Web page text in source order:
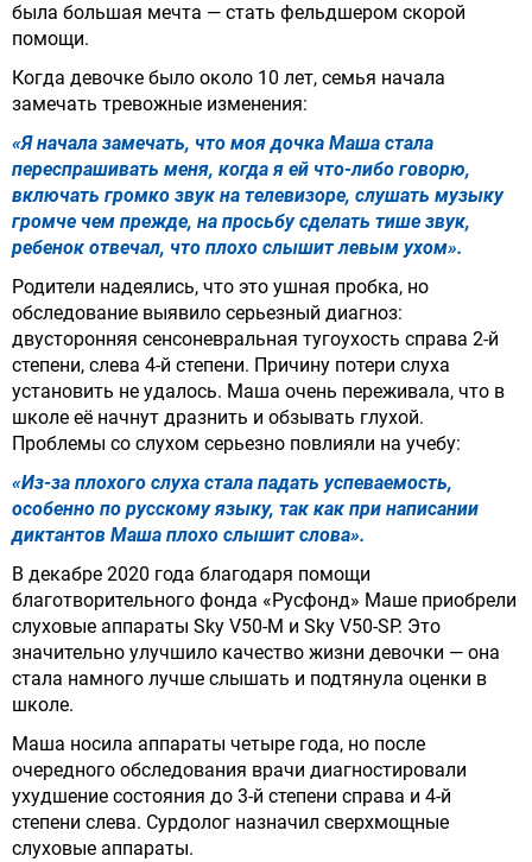
была большая мечта — стать фельдшером скорой
помощи.
Когда девочке было около 10 лет, семья начала
замечать тревожные изменения:
«Я начала замечать, что моя дочка Маша стала
переспрашивать меня, когда я ей что-либо говорю,
включать громко звук на телевизоре, слушать музыку
громче чем прежде, на просьбу сделать тише звук,
ребенок отвечал, что плохо слышит левым ухом».
Родители надеялись, что это ушная пробка, но
обследование выявило серьезный диагноз:
двусторонняя сенсоневральная тугоухость справа 2-й
степени, слева 4-й степени. Причину потери слуха
установить не удалось. Маша очень переживала, что в
школе её начнут дразнить и обзывать глухой.
Проблемы со слухом серьезно повлияли на учебу:
«Из-за плохого слуха стала падать успеваемость,
особенно по русскому языку, так как при написании
диктантов Маша плохо слышит слова».
В декабре 2020 года благодаря помощи
благотворительного фонда «Русфонд» Маше приобрели
слуховые аппараты Sky V50-M и Sky V50-SP. Это
значительно улучшило качество жизни девочки — она
стала намного лучше слышать и подтянула оценки в
школе.
Маша носила аппараты четыре года, но после
очередного обследования врачи диагностировали
ухудшение состояния до 3-й степени справа и 4-й
степени слева. Сурдолог назначил сверхмощные
слуховые аппараты.